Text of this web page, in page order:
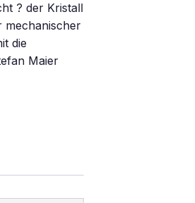
? der Kristall
mechanischer
die
Maier